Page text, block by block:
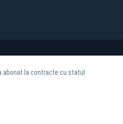
abonat la contracte cu statul